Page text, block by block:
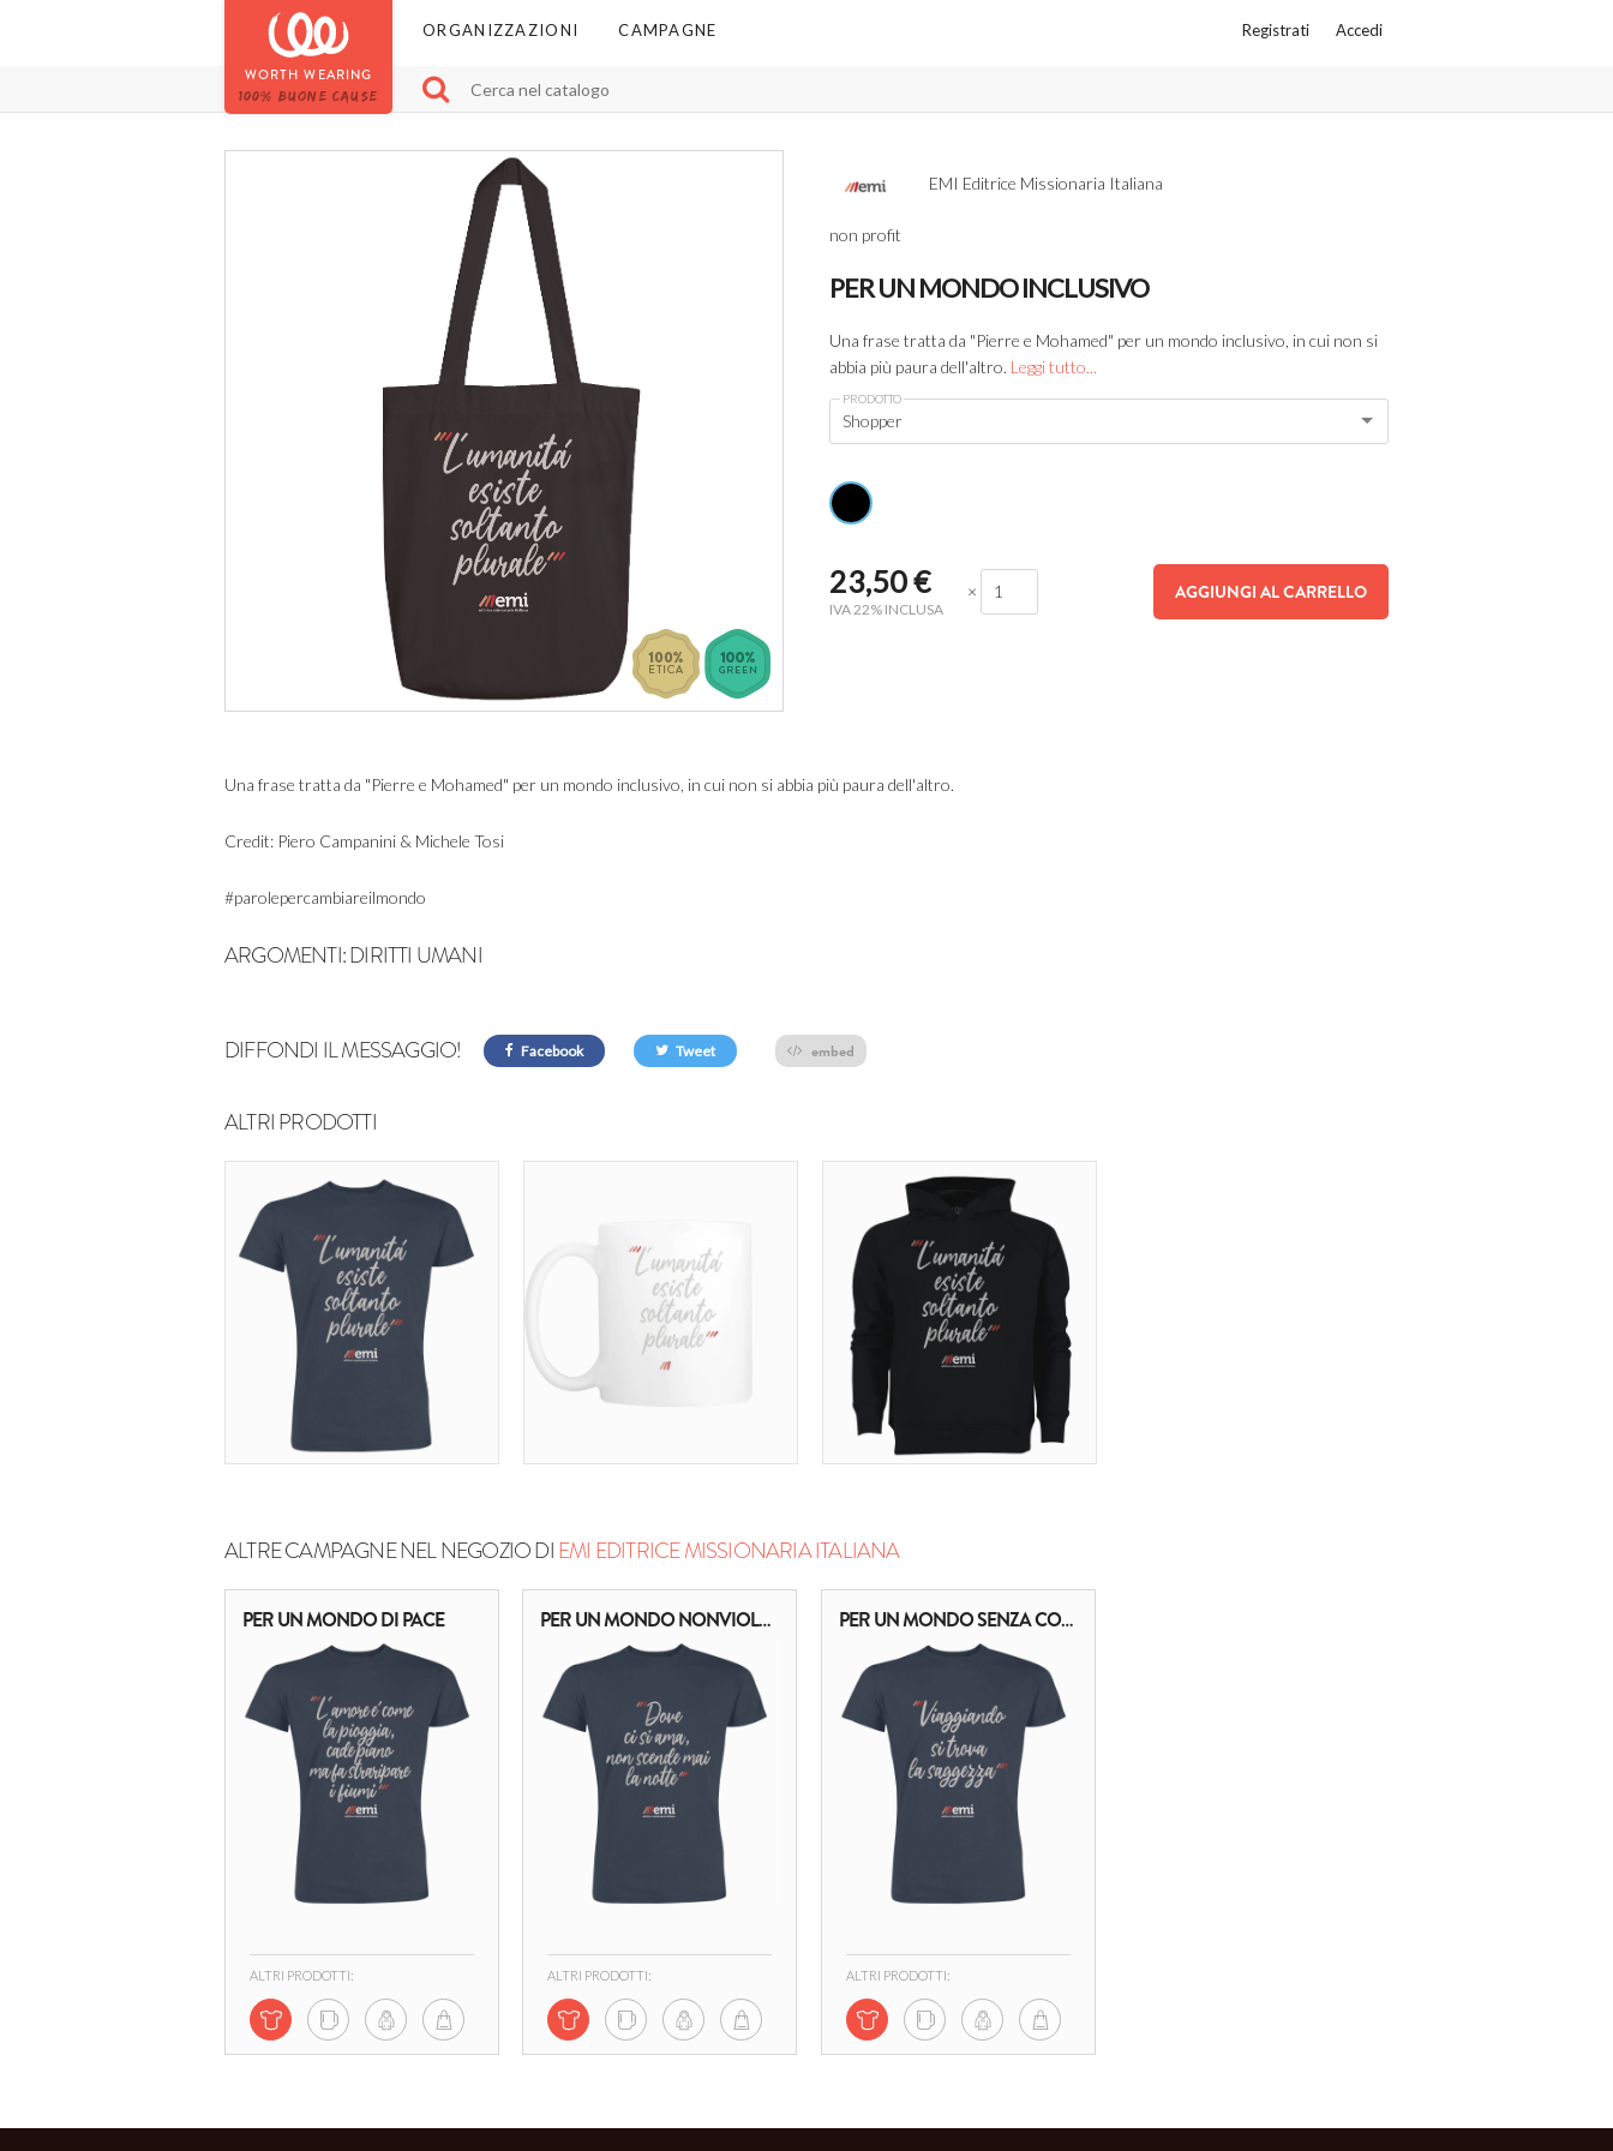
WORTH WEARING
100% BUONE CAUSE
Registrati Accedi
ORGANIZZAZIONI CAMPAGNE
EMI Editrice Missionaria Italiana
non profit
PER UN MONDO INCLUSIVO
Una frase tratta da "Pierre e Mohamed" per un mondo inclusivo, in cui non si
abbia più paura dell'altro. Leggi tutto...
PRODOTTO
Shopper
23,50€
IVA 22% INCLUSA
× AGGIUNGI AL CARRELLO
Una frase tratta da "Pierre e Mohamed" per un mondo inclusivo, in cui non si abbia più paura dell'altro.
Credit: Piero Campanini & Michele Tosi
#parolepercambiareilmondo
ARGOMENTI:DIRITTI UMANI
DIFFONDI IL MESSAGGIO! Facebook Tweet embed
ALTRI PRODOTTI
ALTRE CAMPAGNE NEL NEGOZIO DIEMI EDITRICE MISSIONARIA ITALIANA
PER UN MONDO DI PACE
ALTRI PRODOTTI:
PER UN MONDO NONVIOLENTO
ALTRI PRODOTTI:
PER UN MONDO SENZA CONFINI
ALTRI PRODOTTI: